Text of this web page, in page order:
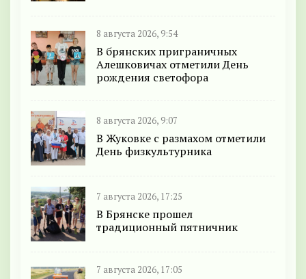
8 августа 2026, 9:54
В брянских приграничных
Алешковичах отметили День
рождения светофора
8 августа 2026, 9:07
В Жуковке с размахом отметили
День физкультурника
7 августа 2026, 17:25
В Брянске прошел
традиционный пятничник
7 августа 2026, 17:05